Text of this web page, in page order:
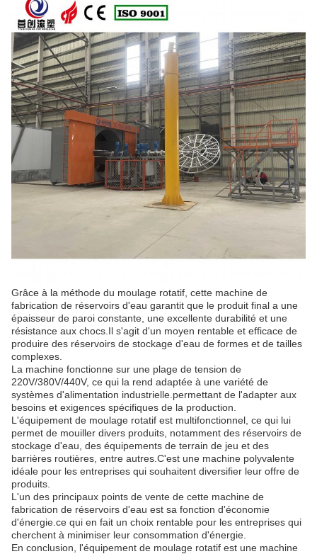
Grâce à la méthode du moulage rotatif, cette machine de
fabrication de réservoirs d'eau garantit que le produit final a une
épaisseur de paroi constante, une excellente durabilité et une
résistance aux chocs.Il s'agit d'un moyen rentable et efficace de
produire des réservoirs de stockage d'eau de formes et de tailles
complexes.
La machine fonctionne sur une plage de tension de
220V/380V/440V, ce qui la rend adaptée à une variété de
systèmes d'alimentation industrielle.permettant de l'adapter aux
besoins et exigences spécifiques de la production.
L'équipement de moulage rotatif est multifonctionnel, ce qui lui
permet de mouiller divers produits, notamment des réservoirs de
stockage d'eau, des équipements de terrain de jeu et des
barrières routières, entre autres.C'est une machine polyvalente
idéale pour les entreprises qui souhaitent diversifier leur offre de
produits.
L'un des principaux points de vente de cette machine de
fabrication de réservoirs d'eau est sa fonction d'économie
d'énergie.ce qui en fait un choix rentable pour les entreprises qui
cherchent à minimiser leur consommation d'énergie.
En conclusion, l'équipement de moulage rotatif est une machine